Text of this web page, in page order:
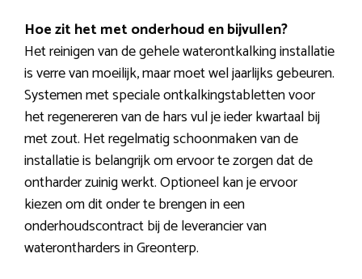
Hoe zit het met onderhoud en bijvullen?
Het reinigen van de gehele waterontkalking installatie
is verre van moeilijk, maar moet wel jaarlijks gebeuren.
Systemen met speciale ontkalkingstabletten voor
het regenereren van de hars vul je ieder kwartaal bij
met zout. Het regelmatig schoonmaken van de
installatie is belangrijk om ervoor te zorgen dat de
ontharder zuinig werkt. Optioneel kan je ervoor
kiezen om dit onder te brengen in een
onderhoudscontract bij de leverancier van
waterontharders in Greonterp.